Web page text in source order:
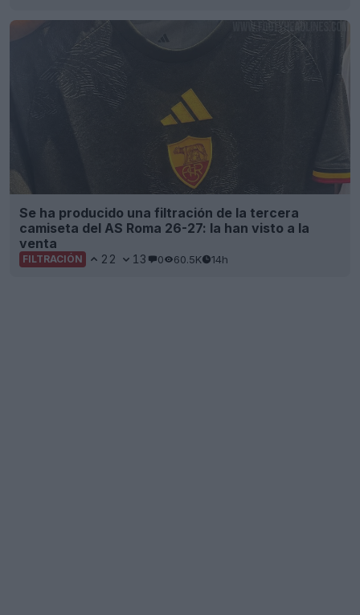
Se ha producido una filtración de la tercera
camiseta del AS Roma 26-27: la han visto a la
venta
FILTRACIÓN 22 13 0 60.5K 14h